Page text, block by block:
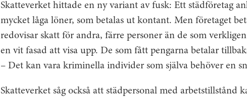
Skatteverket hittade en ny variant av fusk: Ett städföretag
mycket låga löner, som betalas ut kontant. Men företaget
redovisar skatt för andra, färre personer än de som
en vit fasad att visa upp. De som fått pengarna betalar
– Det kan vara kriminella individer som själva behöver en
Skatteverket såg också att städpersonal med arbetstillstånd